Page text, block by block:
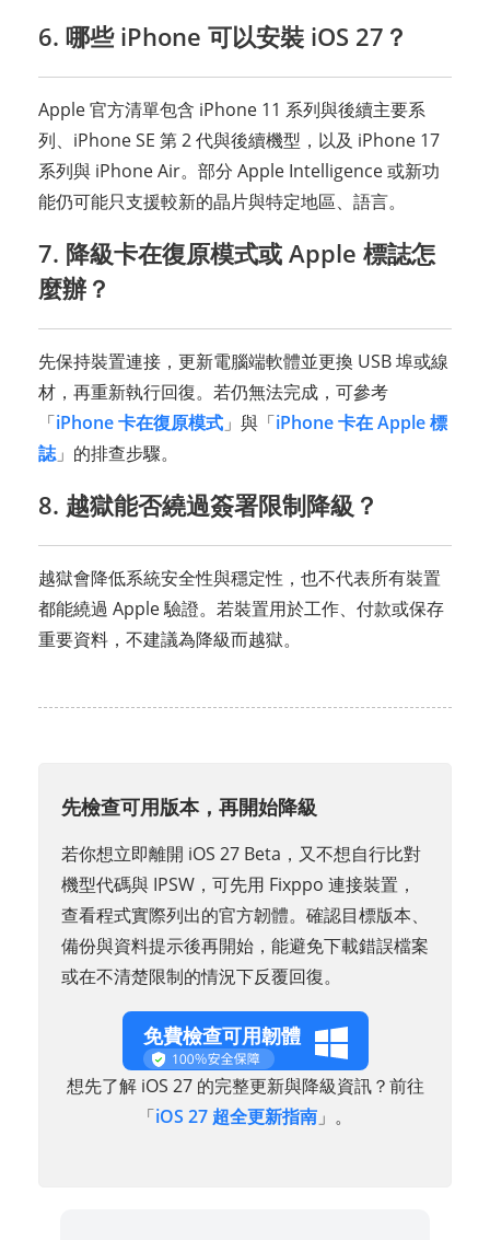
6. 哪些 iPhone 可以安裝 iOS 27？
Apple 官方清單包含 iPhone 11 系列與後續主要系
列、iPhone SE 第 2 代與後續機型，以及 iPhone 17
系列與 iPhone Air。部分 Apple Intelligence 或新功
能仍可能只支援較新的晶片與特定地區、語言。
7. 降級卡在復原模式或 Apple 標誌怎
麼辦？
先保持裝置連接，更新電腦端軟體並更換 USB 埠或線
材，再重新執行回復。若仍無法完成，可參考
「iPhone 卡在復原模式 」與「iPhone 卡在 Apple 標
誌」的排查步驟。
8. 越獄能否繞過簽署限制降級？
越獄會降低系統安全性與穩定性，也不代表所有裝置
都能繞過 Apple 驗證。若裝置用於工作、付款或保存
重要資料，不建議為降級而越獄。
先檢查可用版本，再開始降級
若你想立即離開 iOS 27 Beta，又不想自行比對
機型代碼與 IPSW，可先用 Fixppo 連接裝置，
查看程式實際列出的官方韌體。確認目標版本、
備份與資料提示後再開始，能避免下載錯誤檔案
或在不清楚限制的情況下反覆回復。
免費檢查可用韌體
想先了解 iOS 27 的完整更新與降級資訊？前往
「iOS 27 超全更新指南 」。